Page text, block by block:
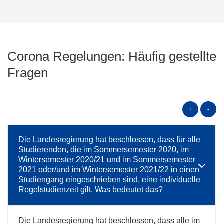
Corona Regelungen: Häufig gestellte
Fragen
+ -
Die Landesregierung hat beschlossen, dass für alle
Studierenden, die im Sommersemester 2020, im
Wintersemester 2020/21 und im Sommersemester
2021 oder/und im Wintersemester 2021/22 in einen
Studiengang eingeschrieben sind, eine individuelle
Regelstudienzeit gilt. Was bedeutet das?
Die Landesregierung hat beschlossen, dass alle im